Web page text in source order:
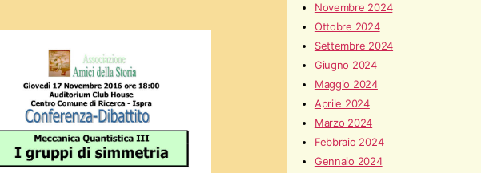
Novembre 2024
Ottobre 2024
Settembre 2024
Giugno 2024
Maggio 2024
Aprile 2024
Marzo 2024
Febbraio 2024
Gennaio 2024